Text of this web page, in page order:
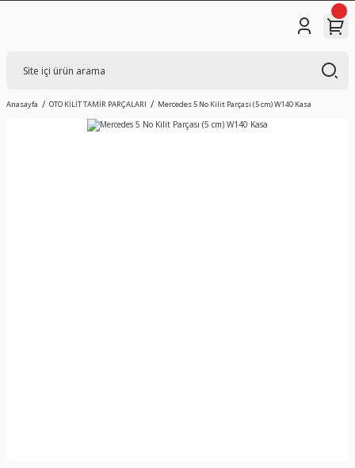
Anasayfa OTO KİLİT TAMİR PARÇALARI Mercedes 5 No Kilit Parçası (5 cm) W140 Kasa